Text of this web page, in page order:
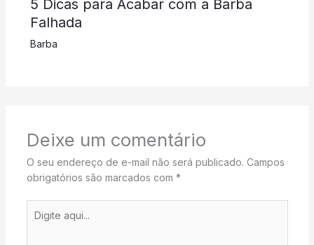
5 Dicas para Acabar com a Barba
Falhada
Barba
Deixe um comentário
O seu endereço de e-mail não será publicado. Campos
obrigatórios são marcados com *
aqui...